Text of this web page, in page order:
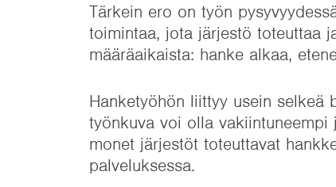
Tärkein ero on työn
toimintaa, jota järjestö toteuttaa
määräaikaista: hanke alkaa,
Hanketyöhön liittyy usein selkeä
työnkuva voi olla
monet järjestöt toteuttavat
palveluksessa.